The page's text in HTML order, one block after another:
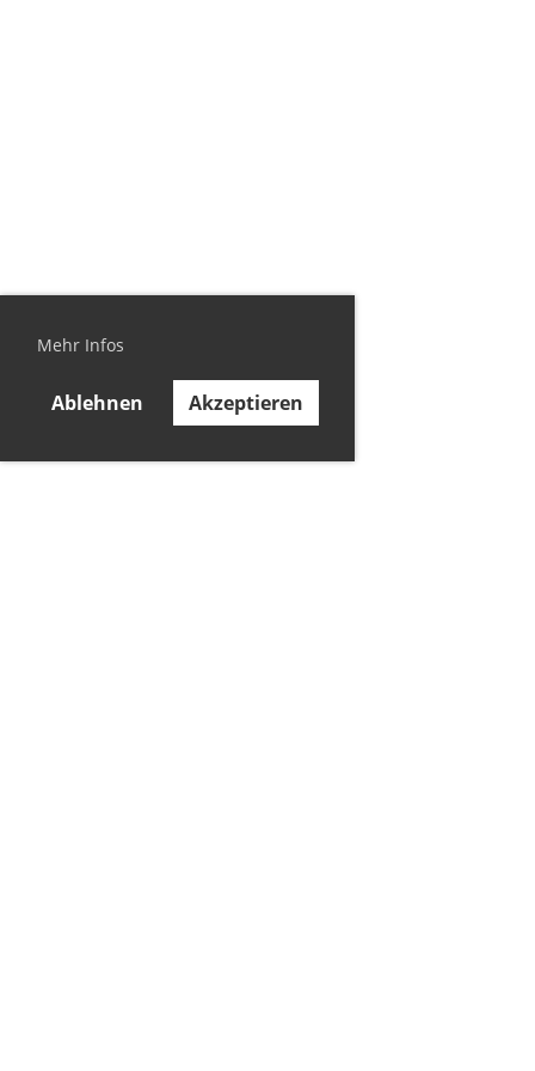
Mehr Infos
Ablehnen Akzeptieren